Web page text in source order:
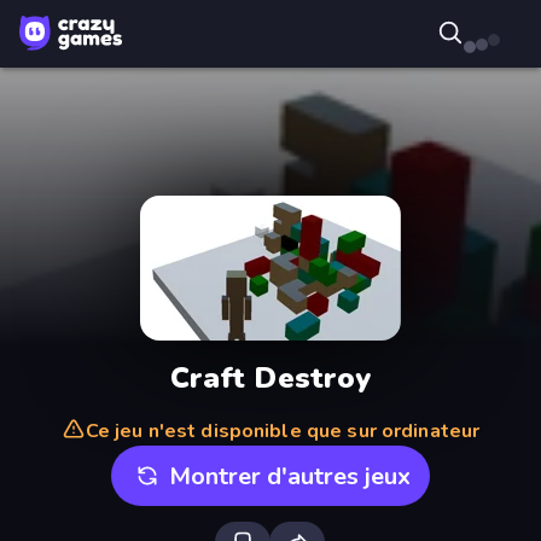
Craft Destroy
Ce jeu n'est disponible que sur ordinateur
Montrer d'autres jeux